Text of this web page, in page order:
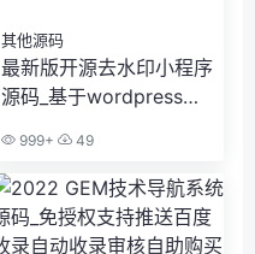
其他源码
最新版开源去水印小程序
源码_基于wordpress开
999+ 49